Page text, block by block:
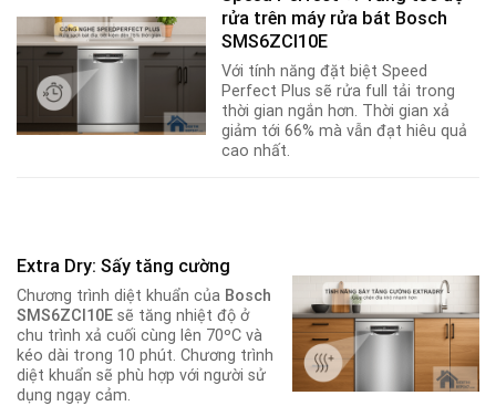
rửa trên máy rửa bát Bosch
SMS6ZCI10E
Với tính năng đặt biệt Speed
Perfect Plus sẽ rửa full tải trong
thời gian ngắn hơn. Thời gian xả
giảm tới 66% mà vẫn đạt hiêu quả
cao nhất.
Extra Dry: Sấy tăng cường
Chương trình diệt khuẩn của Bosch
SMS6ZCI10E sẽ tăng nhiệt độ ở
chu trình xả cuối cùng lên 70ºC và
kéo dài trong 10 phút. Chương trình
diệt khuẩn sẽ phù hợp với người sử
dụng ngạy cảm.